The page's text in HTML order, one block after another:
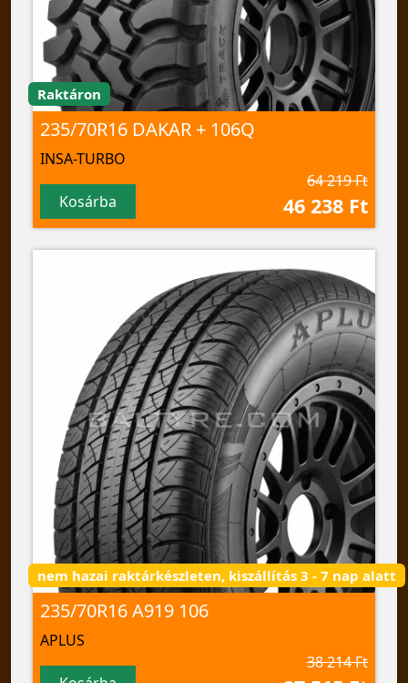
Raktáron
235/70R16 DAKAR + 106Q
INSA-TURBO
Kosárba
64 219 Ft
46 238 Ft
nem hazai raktárkészleten, kiszállítás 3 - 7 nap alatt
235/70R16 A919 106
APLUS
38 214 Ft